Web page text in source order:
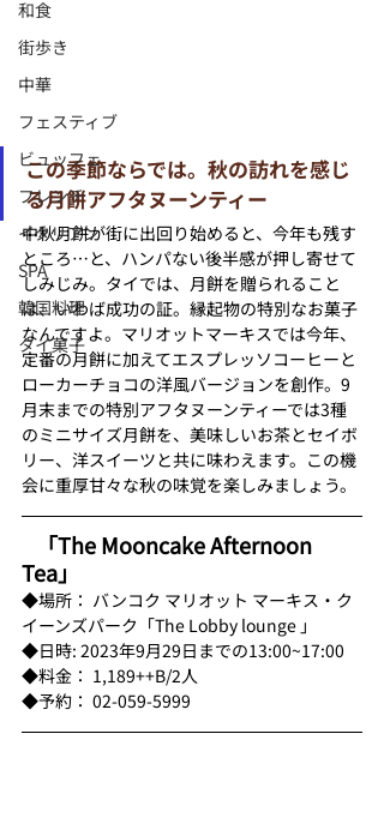
和食
街歩き
中華
フェスティブ
ビュッフェ
フレンチ
イタリアン
SPA
韓国料理
タイ菓子
この季節ならでは。秋の訪れを感じ
る月餅アフタヌーンティー
中秋月餅が街に出回り始めると、今年も残す
ところ…と、ハンパない後半感が押し寄せて
しみじみ。タイでは、月餅を贈られること
は、いわば成功の証。縁起物の特別なお菓子
なんですよ。マリオットマーキスでは今年、
定番の月餅に加えてエスプレッソコーヒーと
ローカーチョコの洋風バージョンを創作。9
月末までの特別アフタヌーンティーでは3種
のミニサイズ月餅を、美味しいお茶とセイボ
リー、洋スイーツと共に味わえます。この機
会に重厚甘々な秋の味覚を楽しみましょう。
「The Mooncake Afternoon
Tea」
◆場所： バンコク マリオット マーキス・ク
イーンズパーク「The Lobby lounge 」
◆日時: 2023年9月29日までの13:00~17:00
◆料金： 1,189++B/2人
◆予約： 02-059-5999